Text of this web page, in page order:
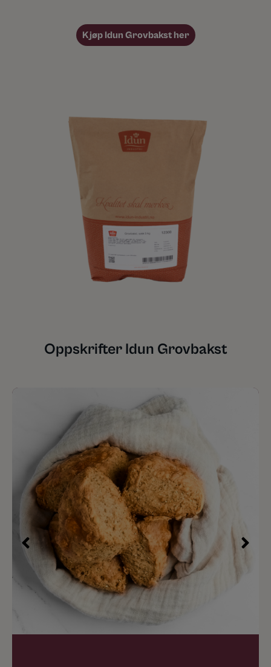
Kjøp Idun Grovbakst her
Oppskrifter Idun Grovbakst